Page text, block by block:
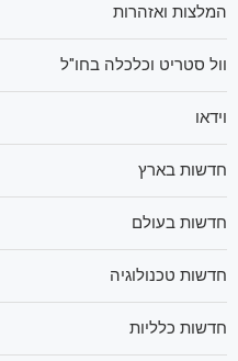
המלצות ואזהרות
וול סטריט וכלכלה בחו"ל
וידאו
חדשות בארץ
חדשות בעולם
חדשות טכנולוגיה
חדשות כלליות